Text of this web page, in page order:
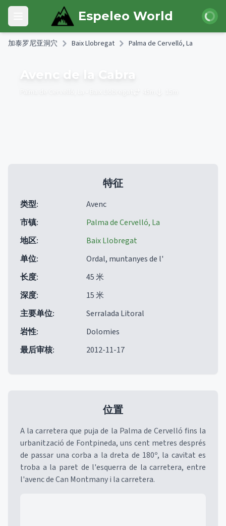
Skip to main content
Open main menu Espeleo World 登录
加泰罗尼亚洞穴 Baix Llobregat Palma de Cervelló, La
Avenc de la Cabra
特征
类型:
Avenc
市镇:
Palma de Cervelló, La
地区:
Baix Llobregat
单位:
Ordal, muntanyes de l'
长度:
45 米
深度:
15 米
主要单位:
Serralada Litoral
岩性:
Dolomies
最后审核: 2012-11-17
位置
A la carretera que puja de la Palma de Cervelló fins la
urbanització de Fontpineda, uns cent metres després
de passar una corba a la dreta de 180º, la cavitat es
troba a la paret de l'esquerra de la carretera, entre
l'avenc de Can Montmany i la carretera.